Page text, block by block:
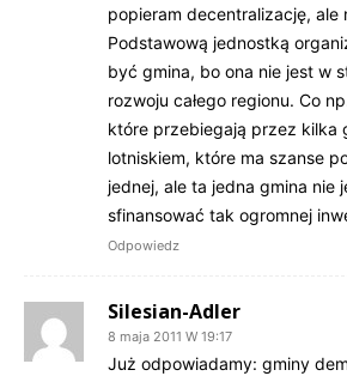
popieram decentralizację, ale
Podstawową jednostką
być gmina, bo ona nie jest w
rozwoju całego regionu. Co
które przebiegają przez kilka
lotniskiem, które ma szanse
jednej, ale ta jedna gmina nie
sfinansować tak ogromnej
Odpowiedz
Silesian-Adler
8 maja 2011 W 19:17
Już odpowiadamy: gminy